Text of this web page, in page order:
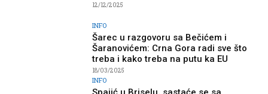
12/12/2025
INFO
Šarec u razgovoru sa Bečićem i
Šaranovićem: Crna Gora radi sve što
treba i kako treba na putu ka EU
18/03/2025
INFO